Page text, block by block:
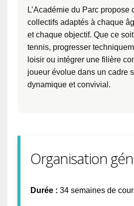
L’Académie du Parc propose
collectifs adaptés à chaque
et chaque objectif. Que ce
tennis, progresser
loisir ou intégrer une filière
joueur évolue dans un cadre
dynamique et convivial.
Organisation
Durée : 34 semaines de